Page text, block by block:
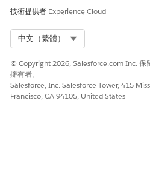
技術提供者 Experience Cloud
中文（繁體）
© Copyright 2026, Salesforce.com Inc. 保
擁有者。
Salesforce, Inc. Salesforce Tower, 415
Francisco, CA 94105, United States